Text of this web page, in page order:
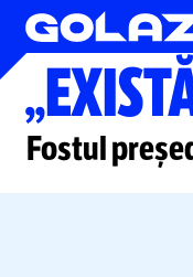
Campionate
Fostul